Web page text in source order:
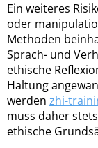
Ein weiteres
oder
Methoden
Sprach- und
ethische
Haltung
werden zhi-
muss daher
ethische